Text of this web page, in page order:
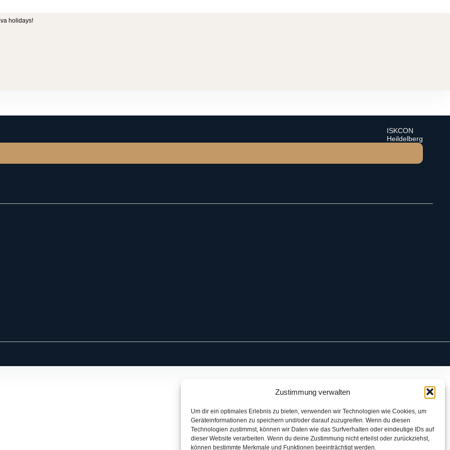
Zustimmung verwalten
Um dir ein optimales Erlebnis zu bieten, verwenden wir Technologien wie Cookies, um
Geräteinformationen zu speichern und/oder darauf zuzugreifen. Wenn du diesen
Technologien zustimmst, können wir Daten wie das Surfverhalten oder eindeutige IDs auf
dieser Website verarbeiten. Wenn du deine Zustimmung nicht erteilst oder zurückziehst,
können bestimmte Merkmale und Funktionen beeinträchtigt werden.
holidays!
ISKCON
Heildelberg